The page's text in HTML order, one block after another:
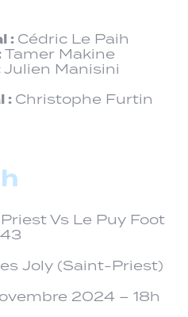
: Cédric Le Paih
Tamer Makine
Julien Manisini
: Christophe Furtin
Vs Le Puy Foot
43
Joly (Saint-Priest)
2024 – 18h